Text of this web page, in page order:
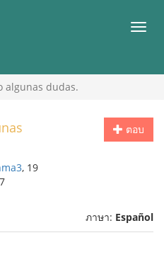
เมนู
algunas dudas.
ตอบ
, 19
ภาษา: Español